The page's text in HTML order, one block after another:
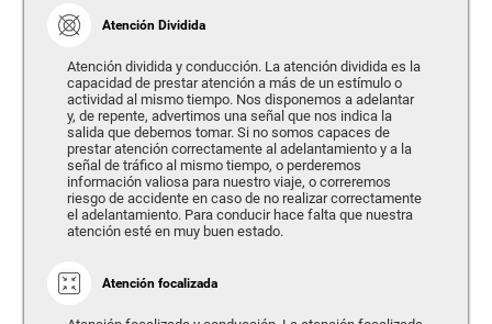
Atención Dividida
Atención dividida y conducción. La atención dividida es la
capacidad de prestar atención a más de un estímulo o
actividad al mismo tiempo. Nos disponemos a adelantar
y, de repente, advertimos una señal que nos indica la
salida que debemos tomar. Si no somos capaces de
prestar atención correctamente al adelantamiento y a la
señal de tráfico al mismo tiempo, o perderemos
información valiosa para nuestro viaje, o correremos
riesgo de accidente en caso de no realizar correctamente
el adelantamiento. Para conducir hace falta que nuestra
atención esté en muy buen estado.
Atención focalizada